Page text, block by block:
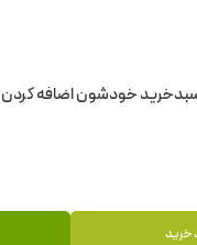
خرید